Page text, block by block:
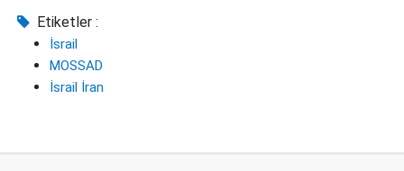
Etiketler :
İsrail
MOSSAD
İsrail İran